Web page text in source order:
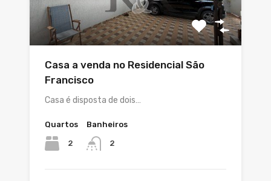
Casa a venda no Residencial São
Francisco
Casa é disposta de dois…
Quartos
2
Banheiros
2